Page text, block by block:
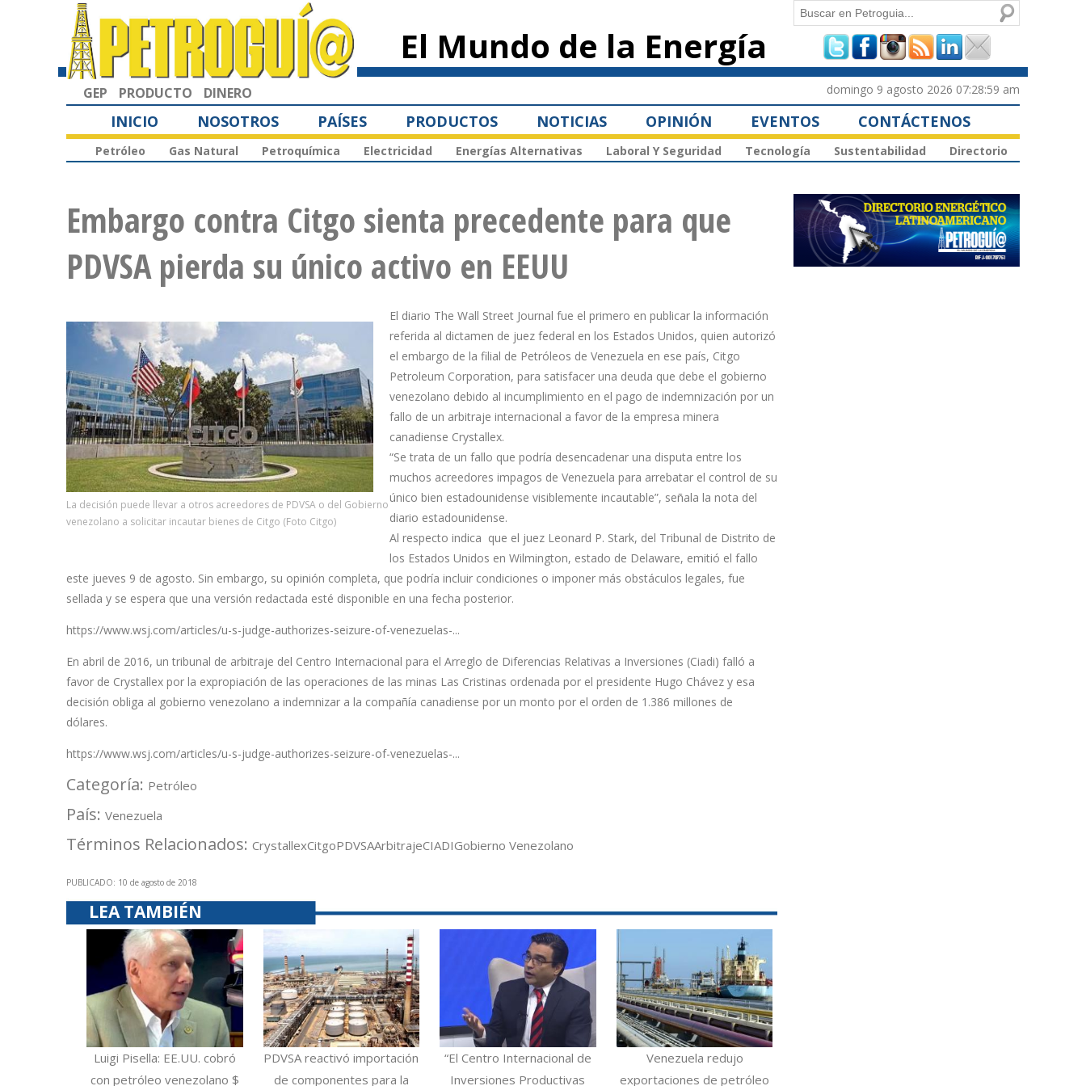
principal
El Mundo de la Energía
Formulario de
búsqueda
Buscar
GEP PRODUCTO DINERO domingo 9 agosto 2026 07:28:59 am
INICIO NOSOTROS PAÍSES PRODUCTOS NOTICIAS OPINIÓN EVENTOS CONTÁCTENOS
Petróleo Gas Natural Petroquímica Electricidad Energías Alternativas Laboral Y Seguridad Tecnología Sustentabilidad Directorio
Embargo contra Citgo sienta precedente para que
PDVSA pierda su único activo en EEUU
La decisión puede llevar a otros acreedores de PDVSA o del Gobierno
venezolano a solicitar incautar bienes de Citgo (Foto Citgo)
El diario The Wall Street Journal fue el primero en publicar la información
referida al dictamen de juez federal en los Estados Unidos, quien autorizó
el embargo de la filial de Petróleos de Venezuela en ese país, Citgo
Petroleum Corporation, para satisfacer una deuda que debe el gobierno
venezolano debido al incumplimiento en el pago de indemnización por un
fallo de un arbitraje internacional a favor de la empresa minera
canadiense Crystallex.
“Se trata de un fallo que podría desencadenar una disputa entre los
muchos acreedores impagos de Venezuela para arrebatar el control de su
único bien estadounidense visiblemente incautable”, señala la nota del
diario estadounidense.
Al respecto indica que el juez Leonard P. Stark, del Tribunal de Distrito de
los Estados Unidos en Wilmington, estado de Delaware, emitió el fallo
este jueves 9 de agosto. Sin embargo, su opinión completa, que podría incluir condiciones o imponer más obstáculos legales, fue
sellada y se espera que una versión redactada esté disponible en una fecha posterior.
https://www.wsj.com/articles/u-s-judge-authorizes-seizure-of-venezuelas-...
En abril de 2016, un tribunal de arbitraje del Centro Internacional para el Arreglo de Diferencias Relativas a Inversiones (Ciadi) falló a
favor de Crystallex por la expropiación de las operaciones de las minas Las Cristinas ordenada por el presidente Hugo Chávez y esa
decisión obliga al gobierno venezolano a indemnizar a la compañía canadiense por un monto por el orden de 1.386 millones de
dólares.
https://www.wsj.com/articles/u-s-judge-authorizes-seizure-of-venezuelas-...
Categoría: Petróleo
País: Venezuela
Términos Relacionados: CrystallexCitgoPDVSAArbitrajeCIADIGobierno Venezolano
PUBLICADO: 10 de agosto de 2018
LEA TAMBIÉN
Luigi Pisella: EE.UU. cobró
con petróleo venezolano $
PDVSA reactivó importación
de componentes para la
“El Centro Internacional de
Inversiones Productivas
Venezuela redujo
exportaciones de petróleo